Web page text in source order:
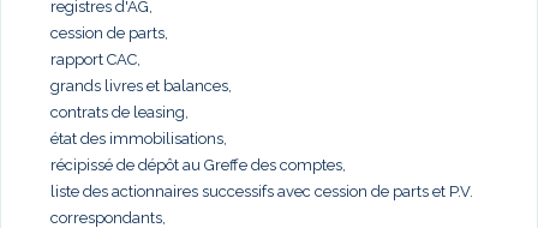
registres d'AG,
cession de parts,
rapport CAC,
grands livres et balances,
contrats de leasing,
état des immobilisations,
récipissé de dépôt au Greffe des comptes,
liste des actionnaires successifs avec cession de parts et P.V.
correspondants,